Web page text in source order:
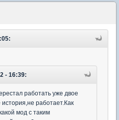
- 16:39:
работать уже двое
работает.Как
мод с таким